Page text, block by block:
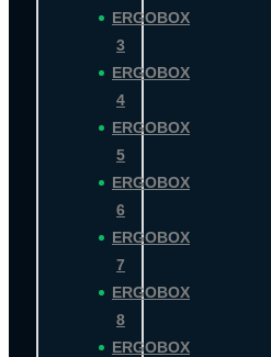
ERGOBOX
3
ERGOBOX
4
ERGOBOX
5
ERGOBOX
6
ERGOBOX
7
ERGOBOX
8
ERGOBOX